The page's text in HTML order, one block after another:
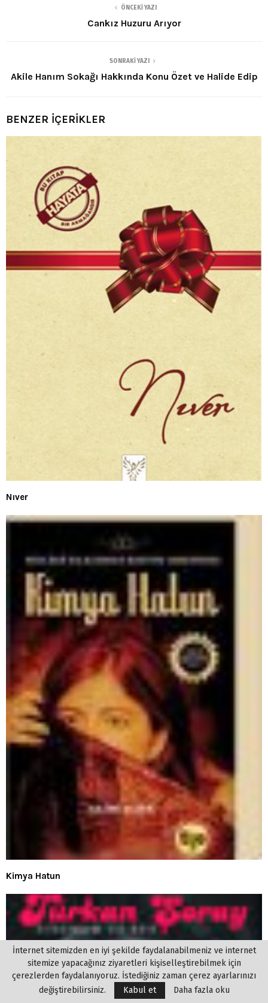
ÖNCEKI YAZI
Cankız Huzuru Arıyor
SONRAKI YAZI
Akile Hanım Sokağı Hakkında Konu Özet ve Halide Edip
BENZER İÇERİKLER
Nıver
Kimya Hatun
İnternet sitemizden en iyi şekilde faydalanabilmeniz ve internet
sitemize yapacağınız ziyaretleri kişiselleştirebilmek için
çerezlerden faydalanıyoruz. İstediğiniz zaman çerez ayarlarınızı
değiştirebilirsiniz.
Kabul et Daha fazla oku